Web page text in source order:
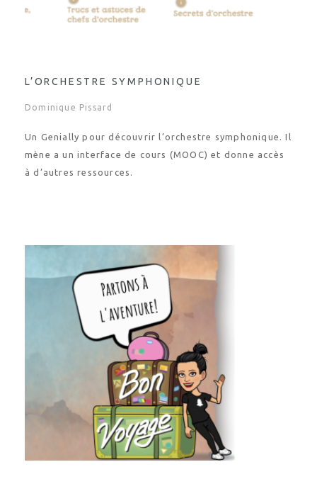
L’ORCHESTRE SYMPHONIQUE
Dominique Pissard
Un Genially pour découvrir l’orchestre symphonique. Il
mène a un interface de cours (MOOC) et donne accès
à d’autres ressources.